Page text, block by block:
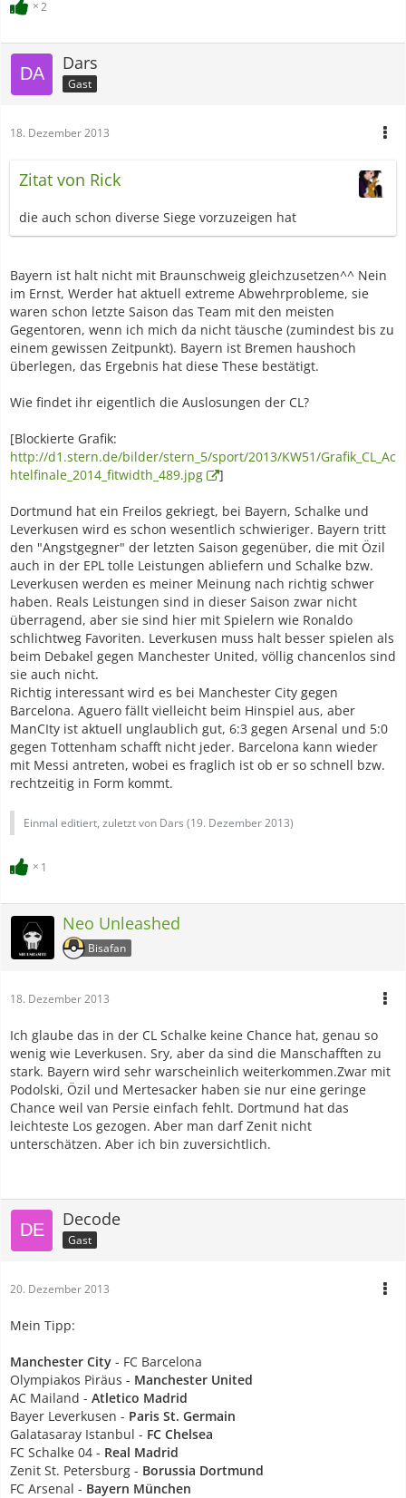
2
Dars
Gast
18. Dezember 2013
Zitat von Rick
die auch schon diverse Siege vorzuzeigen hat
Bayern ist halt nicht mit Braunschweig gleichzusetzen^^ Nein
im Ernst, Werder hat aktuell extreme Abwehrprobleme, sie
waren schon letzte Saison das Team mit den meisten
Gegentoren, wenn ich mich da nicht täusche (zumindest bis zu
einem gewissen Zeitpunkt). Bayern ist Bremen haushoch
überlegen, das Ergebnis hat diese These bestätigt.
Wie findet ihr eigentlich die Auslosungen der CL?
[Blockierte Grafik:
http://d1.stern.de/bilder/stern_5/sport/2013/KW51/Grafik_CL_Ac
htelfinale_2014_fitwidth_489.jpg
]
Dortmund hat ein Freilos gekriegt, bei Bayern, Schalke und
Leverkusen wird es schon wesentlich schwieriger. Bayern tritt
den "Angstgegner" der letzten Saison gegenüber, die mit Özil
auch in der EPL tolle Leistungen abliefern und Schalke bzw.
Leverkusen werden es meiner Meinung nach richtig schwer
haben. Reals Leistungen sind in dieser Saison zwar nicht
überragend, aber sie sind hier mit Spielern wie Ronaldo
schlichtweg Favoriten. Leverkusen muss halt besser spielen als
beim Debakel gegen Manchester United, völlig chancenlos sind
sie auch nicht.
Richtig interessant wird es bei Manchester City gegen
Barcelona. Aguero fällt vielleicht beim Hinspiel aus, aber
ManCIty ist aktuell unglaublich gut, 6:3 gegen Arsenal und 5:0
gegen Tottenham schafft nicht jeder. Barcelona kann wieder
mit Messi antreten, wobei es fraglich ist ob er so schnell bzw.
rechtzeitig in Form kommt.
Einmal editiert, zuletzt von Dars (19. Dezember 2013)
1
Neo Unleashed
Bisafan
18. Dezember 2013
Ich glaube das in der CL Schalke keine Chance hat, genau so
wenig wie Leverkusen. Sry, aber da sind die Manschafften zu
stark. Bayern wird sehr warscheinlich weiterkommen.Zwar mit
Podolski, Özil und Mertesacker haben sie nur eine geringe
Chance weil van Persie einfach fehlt. Dortmund hat das
leichteste Los gezogen. Aber man darf Zenit nicht
unterschätzen. Aber ich bin zuversichtlich.
Decode
Gast
20. Dezember 2013
Mein Tipp:
Manchester City - FC Barcelona
Olympiakos Piräus - Manchester United
AC Mailand - Atletico Madrid
Bayer Leverkusen - Paris St. Germain
Galatasaray Istanbul - FC Chelsea
FC Schalke 04 - Real Madrid
Zenit St. Petersburg - Borussia Dortmund
FC Arsenal - Bayern München